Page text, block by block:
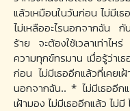
แล้วเหมือนในวันก่อน ไม่มีเธ
ไม่เหลืออะไรนอกจากฉัน กั
ร้าย จะต้องใช้เวลาเท่าไ
ความทุกข์ทรมาน เมื่อรู้ว่าเ
ก่อน ไม่มีเธออีกแล้วที่เคยเ
นอกจากฉัน.. * ไม่มีเธออีก
เฝ้ามอง ไม่มีเธออีกแล้ว ไม่มี